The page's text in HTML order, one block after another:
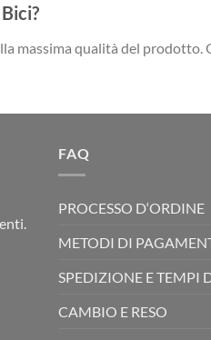
massima qualità del
FAQ
PROCESSO D‘ORDINE
METODI DI
SPEDIZIONE E TEMPI
CAMBIO E RESO